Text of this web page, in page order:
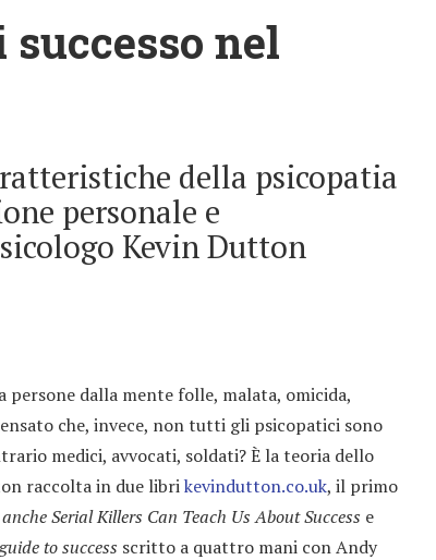
nel
della psicopatia
personale e
Kevin Dutton
persone dalla mente folle, malata, omicida,
che, invece, non tutti gli psicopatici sono
medici, avvocati, soldati? È la teoria dello
raccolta in due librikevindutton.co.uk, il primo
Serial Killers Can Teach Us About Success e
to success scritto a quattro mani con Andy